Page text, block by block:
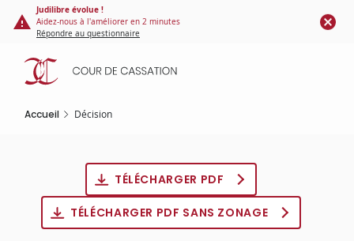
Panneau de gestion des cookies
contenu
principal
Judilibre évolue !
Aidez-nous à l'améliorer en 2 minutes
Répondre au questionnaire
Accueil Décision
TÉLÉCHARGER PDF
TÉLÉCHARGER PDF SANS ZONAGE